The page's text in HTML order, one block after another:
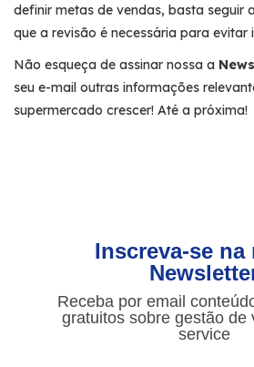
definir metas de vendas, basta seguir
que a revisão é necessária para evitar
Não esqueça de assinar nossa a
seu e-mail outras informações
supermercado crescer! Até a próxima!
Inscreva-se na
Receba por email
gratuitos sobre gestão de
service